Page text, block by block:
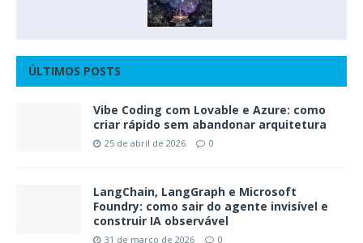
ÚLTIMOS POSTS
Vibe Coding com Lovable e Azure: como
criar rápido sem abandonar arquitetura
25 de abril de 2026 0
LangChain, LangGraph e Microsoft
Foundry: como sair do agente invisível e
construir IA observável
31 de março de 2026 0